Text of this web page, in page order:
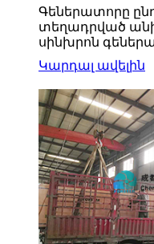
Գեներատորը
տեղադրված
սինխրոն
Կարդալ ավելին